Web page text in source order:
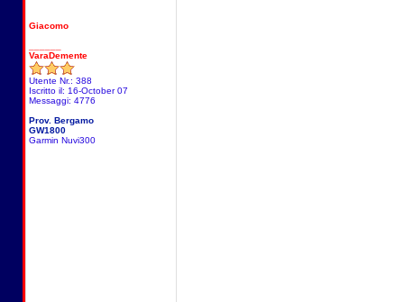
Giacomo
VaraDemente
Utente Nr.: 388
Iscritto il: 16-October 07
Messaggi: 4776
Prov. Bergamo
GW1800
Garmin Nuvi300